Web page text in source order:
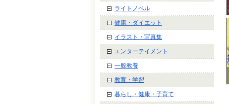
ライトノベル
健康・ダイエット
イラスト・写真集
エンターテイメント
一般教養
教育・学習
暮らし・健康・子育て